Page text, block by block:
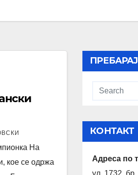
На
кое се одржа
ПРЕБАРАЈ
КОНТАКТ
Адреса по
ул. 1732